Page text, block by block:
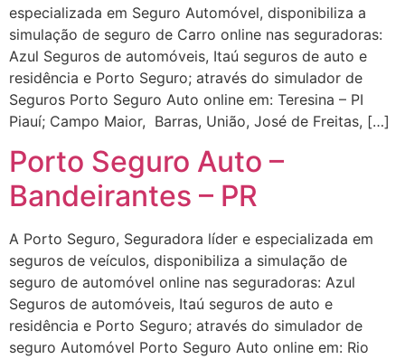
especializada em Seguro Automóvel, disponibiliza a
simulação de seguro de Carro online nas seguradoras:
Azul Seguros de automóveis, Itaú seguros de auto e
residência e Porto Seguro; através do simulador de
Seguros Porto Seguro Auto online em: Teresina – PI
Piauí; Campo Maior, Barras, União, José de Freitas, […]
Porto Seguro Auto –
Bandeirantes – PR
A Porto Seguro, Seguradora líder e especializada em
seguros de veículos, disponibiliza a simulação de
seguro de automóvel online nas seguradoras: Azul
Seguros de automóveis, Itaú seguros de auto e
residência e Porto Seguro; através do simulador de
seguro Automóvel Porto Seguro Auto online em: Rio